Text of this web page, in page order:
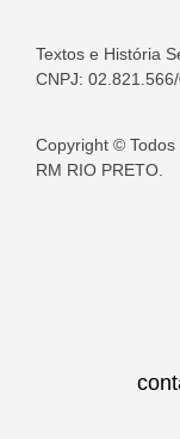
Textos e História
CNPJ:
Copyright ©
RM RIO PRETO.